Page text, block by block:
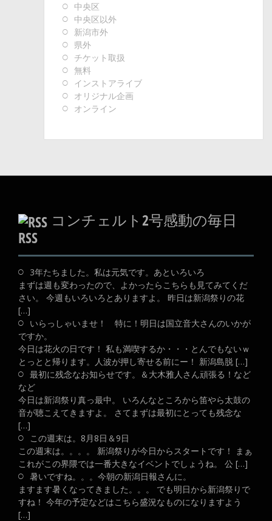
中央区
中央区以外
新潟市外
県外
チケット取扱
無料
インストアライブ
オリジナル企画
オンライン
コンチェルト2号感動の毎日
RSS
3年たちました。私は元気です。あといろいろ
まずは週も変わったので、よかったらこちらも見てみてくだ
さい。 今週もいろいろとありますよ。 昨日は新潟祭りの花
[…]
いらっしゃいませ！ 特に！明日は国立音大さんのいかが
ですか。
今日は花火の日です！ 私も満喫するか・・・とんでもないｗ
とっとと帰ります。人波が押し寄せる前にー！ 新潟島脱 […]
最初に残念なお知らせです。＆大木雅人さん頑張る！など
など
今日は新潟祭り真っ最中。 いろんなところから笛やら太鼓の
音が聴こえてきますよ。 さてまずは最初にとっても残念な
[…]
この週末は。8月8日＆9日
この週末は。。。。 新潟祭りが今日からスタートです！ まぁ
これがこの界隈では一番大きなイベントでしょうね。 公 […]
暑いですね。。。今朝の新潟日報さんに。
ますます暑くなってきました。。。 でも明日から新潟祭りで
すね！ 今年の予定などはこちら盛況なものになりますよう
[…]